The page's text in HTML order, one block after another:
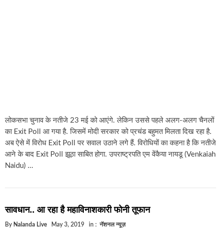
लोकसभा चुनाव के नतीजे 23 मई को आएंगे. लेकिन उससे पहले अलग-अलग चैनलों
का Exit Poll आ गया है. जिसमें मोदी सरकार को प्रचंड बहुमत मिलता दिख रहा है.
अब ऐसे में विरोध Exit Poll पर सवाल उठाने लगे हैं. विरोधियों का कहना है कि नतीजे
आने के बाद Exit Poll झूठा साबित होगा. उपराष्ट्रपति एम वेंकैया नायडू (Venkaiah
Naidu) …
सावधान.. आ रहा है महाविनाशकारी फोनी तूफान
By Nalanda Live May 3, 2019 in : नॅशनल न्यूज़